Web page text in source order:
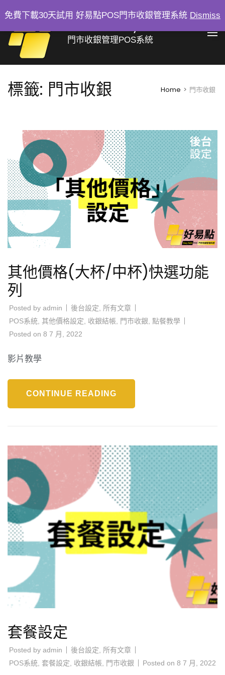
to
content
(Press
Enter)
好易點 Easy Sale
門市收銀管理POS系統
標籤: 門市收銀 Home > 門市收銀
其他價格(大杯/中杯)快選功能
列
Posted by admin 後台設定, 所有文章
POS系統, 其他價格設定, 收銀結帳, 門市收銀, 點餐教學
Posted on 8 7 月, 2022
影片教學
CONTINUE READING
套餐設定
Posted by admin 後台設定
所有文章
POS系統 套餐設定 收銀結帳 門市收銀 Posted on 8 7 月, 2022
免費下載30天試用 好易點POS門市收銀管理系統 Dismiss